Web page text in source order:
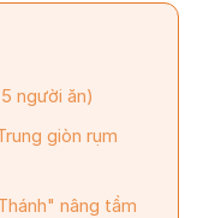
người ăn)
giòn rụm
nâng tầm